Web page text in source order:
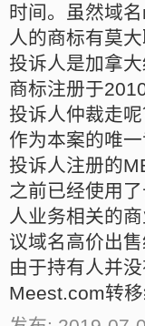
时间。虽然域
人的商标有莫大
投诉人是加拿
商标注册于
投诉人仲裁走呢
作为本案的唯
投诉人注册的
之前已经使用
人业务相关的
议域名高价出售
由于持有人并
Meest.com转